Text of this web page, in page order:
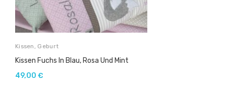
Kissen , Geburt
Kissen Fuchs In Blau, Rosa Und Mint
49,00 €